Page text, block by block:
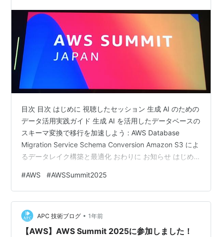
目次 目次 はじめに 視聴したセッション 生成 AI のための
データ活用実践ガイド 生成 AI を活用したデータベースの
スキーマ変換で移行を加速しよう : AWS Database
Migration Service Schema Conversion Amazon S3 によ
るデータレイク構築と最適化 おわりに お知らせ はじめ
もある通り、AWS Summit Japan 2025 に参加してきま
した。 今年の参加日は種々の都合で 6/25(水) の1日目の
み。 そんな中で幸いにも聴くことができたブレイクアウ
トセッションについて、感想を書…
#AWS #AWSSummit2025
APC 技術ブログ • 1年前
【AWS】AWS Summit 2025に参加しました！